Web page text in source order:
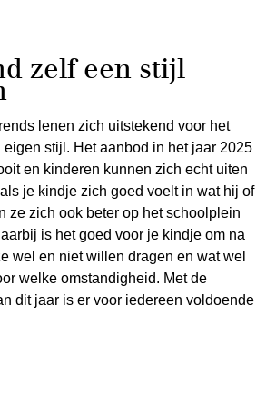
zelf een stijl
lenen zich uitstekend voor het
stijl. Het aanbod in het jaar 2025
en kinderen kunnen zich echt uiten
je kindje zich goed voelt in wat hij of
ze zich ook beter op het schoolplein
is het goed voor je kindje om na
wel en niet willen dragen en wat wel
welke omstandigheid. Met de
dit jaar is er voor iedereen voldoende